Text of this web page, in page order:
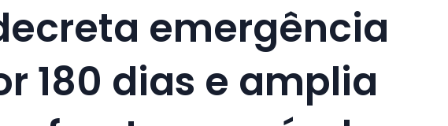
emergência
180 dias e amplia